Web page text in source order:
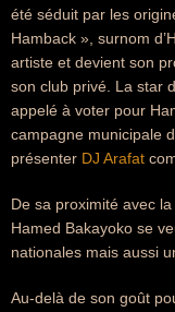
été séduit par les
Hamback », surnom
artiste et devient son
son club privé. La star
appelé à voter pour
campagne municipale
présenter DJ Arafat
De sa proximité avec
Hamed Bakayoko se
nationales mais aussi
Au-delà de son goût